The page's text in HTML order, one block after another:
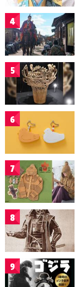
4
5
6
7
8
9